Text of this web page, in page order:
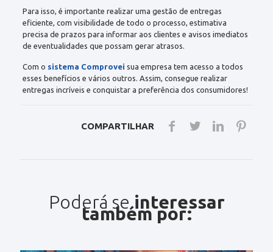
Para isso, é importante realizar uma gestão de entregas
eficiente, com visibilidade de todo o processo, estimativa
precisa de prazos para informar aos clientes e avisos imediatos
de eventualidades que possam gerar atrasos.
Com o sistema Comprovei sua empresa tem acesso a todos
esses benefícios e vários outros. Assim, consegue realizar
entregas incríveis e conquistar a preferência dos consumidores!
COMPARTILHAR
Poderá seinteressar
também por: